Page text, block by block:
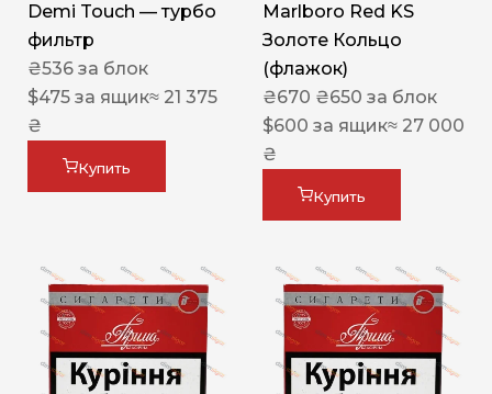
Demi Touch — турбо
фильтр
₴536 за блок
$475 за ящик≈ 21 375
₴
Купить
Marlboro Red KS
Золоте Кольцо
(флажок)
₴670 ₴650 за блок
$600 за ящик≈ 27 000
₴
Купить